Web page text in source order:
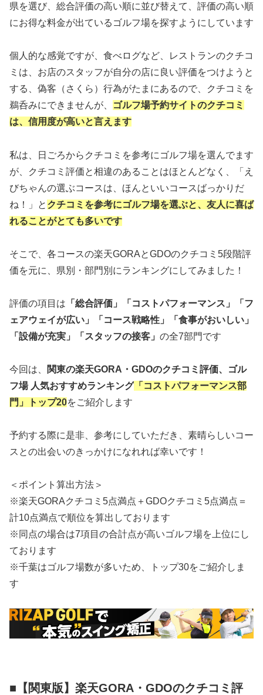
県を選び、総合評価の高い順に並び替えて、評価の高い順
にお得な料金が出ているゴルフ場を探すようにしています
個人的な感覚ですが、食べログなど、レストランのクチコ
ミは、お店のスタッフが自分の店に良い評価をつけようと
する、偽客（さくら）行為がたまにあるので、クチコミを
鵜呑みにできませんが、
ゴルフ場予約サイトのクチコミ
は、信用度が高いと言えます
私は、日ごろからクチコミを参考にゴルフ場を選んでます
が、クチコミ評価と相違のあることはほとんどなく、「え
びちゃんの選ぶコースは、ほんといいコースばっかりだ
ね！」と クチコミを参考にゴルフ場を選ぶと、友人に喜ば
れることがとても多いです
そこで、各コースの楽天GORAとGDOのクチコミ5段階評
価を元に、県別・部門別にランキングにしてみました！
評価の項目は 「総合評価」「コストパフォーマンス」「フ
ェアウェイが広い」「コース戦略性」「食事がおいしい」
「設備が充実」「スタッフの接客」 の全7部門です
今回は、
関東の楽天GORA・GDOのクチコミ評価、ゴル
フ場 人気おすすめランキング 「コストパフォーマンス部
門」トップ20をご紹介します
予約する際に是非、参考にしていただき、素晴らしいコー
スとの出会いのきっかけになれれば幸いです！
＜ポイント算出方法＞
※楽天GORAクチコミ5点満点＋GDOクチコミ5点満点＝
計10点満点で順位を算出しております
※同点の場合は7項目の合計点が高いゴルフ場を上位にし
ております
※千葉はゴルフ場数が多いため、トップ30をご紹介しま
す
■【関東版】楽天GORA・GDOのクチコミ評